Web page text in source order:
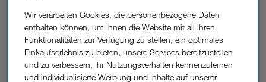
Die Integration von Tele2 und Drei verläuft planmäßig und
nimmt mit der rechtlichen Verschmelzung einen weiteren
Zwischenschritt auf dem Weg zu einem neuen
Unternehmen. So treten ab 27. April 2018 Tele2 und Drei
rechtlich unter einem gemeinsamen Firmennamen auf. Tele2
Wir verarbeiten Cookies, die personenbezogene Daten
enthalten können, um Ihnen die Website mit all ihren
Funktionalitäten zur Verfügung zu stellen, ein optimales
Einkaufserlebnis zu bieten, unsere Services bereitzustellen
und zu verbessern, Ihr Nutzungsverhalten kennenzulernen
und individualisierte Werbung und Inhalte auf unserer